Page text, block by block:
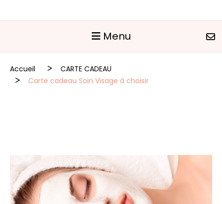
Menu
Accueil
CARTE CADEAU
Carte cadeau Soin Visage à choisir